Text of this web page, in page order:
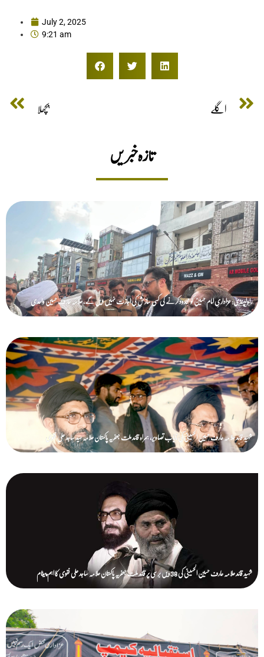
تازه خبریں
راولپنڈی: عزاداریِ امام حسینؑ کو محدود کرنے کی کسی سازش کی اجازت نہیں دیں گے، علامہ عارف حسین واحدی
شہید قائد علامہ عارف حسین الحسینیؒ کی نایاب تصاویر، ہمراہ قائد ملت جعفریہ پاکستان علامہ سید ساجد علی نقوی
شہید قائد علامہ عارف حسین الحسینیؒ کی 38ویں برسی پر قائد ملت جعفریہ پاکستان علامہ ساجد علی نقوی کا اہم پیغام
July 2, 2025
9:21 am
پچھلا اگلے